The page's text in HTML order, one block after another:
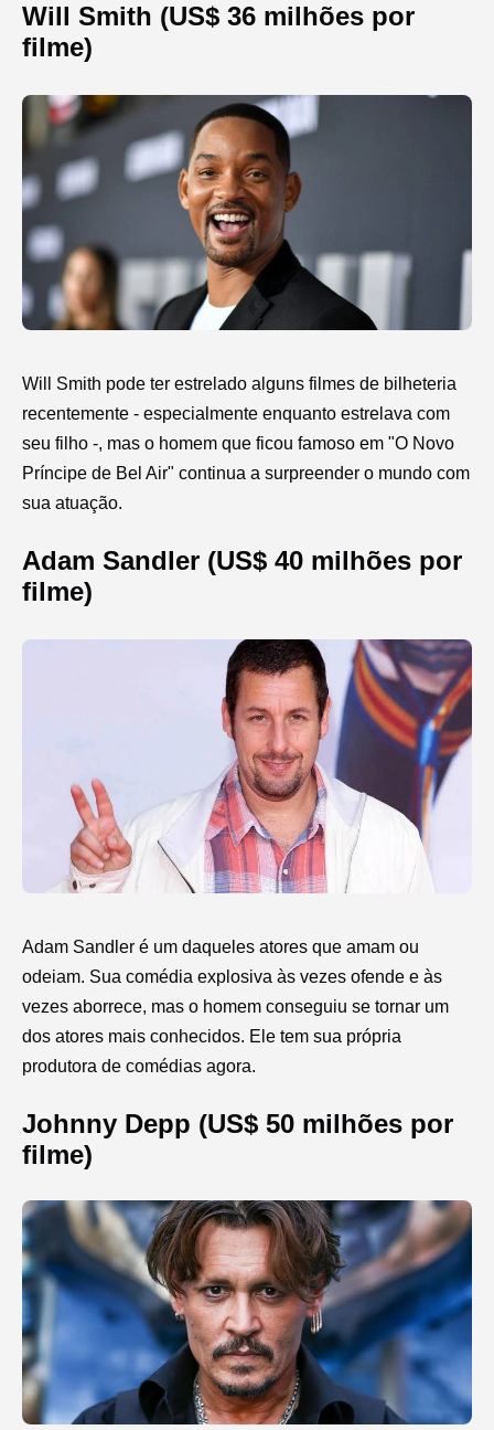
Will Smith (US$ 36 milhões por
filme)
Will Smith pode ter estrelado alguns filmes de bilheteria
recentemente - especialmente enquanto estrelava com
seu filho -, mas o homem que ficou famoso em "O Novo
Príncipe de Bel Air" continua a surpreender o mundo com
sua atuação.
Adam Sandler (US$ 40 milhões por
filme)
Adam Sandler é um daqueles atores que amam ou
odeiam. Sua comédia explosiva às vezes ofende e às
vezes aborrece, mas o homem conseguiu se tornar um
dos atores mais conhecidos. Ele tem sua própria
produtora de comédias agora.
Johnny Depp (US$ 50 milhões por
filme)